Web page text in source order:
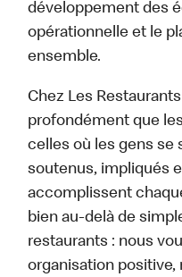
développement des
opérationnelle et le
ensemble.
Chez Les
profondément que
celles où les gens se
soutenus, impliqués
accomplissent
bien au-delà de
restaurants : nous
organisation